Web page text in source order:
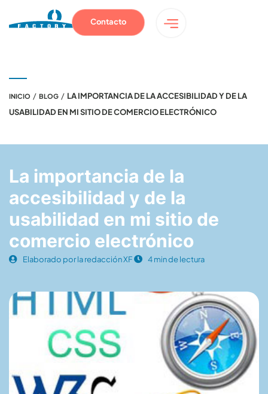
Contacto
INICIO / BLOG / LA IMPORTANCIA DE LA ACCESIBILIDAD Y DE LA
USABILIDAD EN MI SITIO DE COMERCIO ELECTRÓNICO
La importancia de la
accesibilidad y de la
usabilidad en mi sitio de
comercio electrónico
Elaborado por la redacción XF 4 min de lectura